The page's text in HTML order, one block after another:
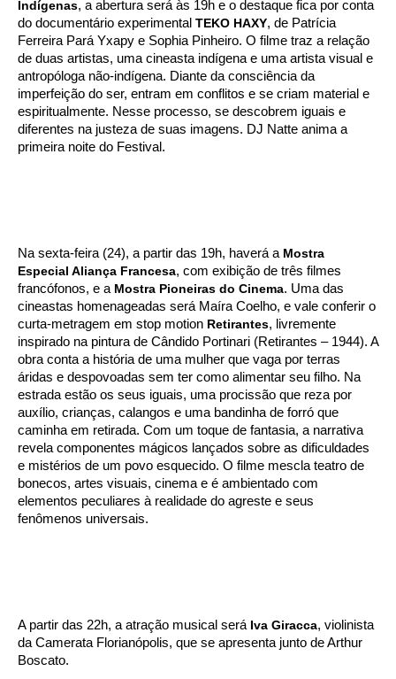
Indígenas, a abertura será às 19h e o destaque fica por conta
do documentário experimental TEKO HAXY, de Patrícia
Ferreira Pará Yxapy e Sophia Pinheiro. O filme traz a relação
de duas artistas, uma cineasta indígena e uma artista visual e
antropóloga não-indígena. Diante da consciência da
imperfeição do ser, entram em conflitos e se criam material e
espiritualmente. Nesse processo, se descobrem iguais e
diferentes na justeza de suas imagens. DJ Natte anima a
primeira noite do Festival.
Na sexta-feira (24), a partir das 19h, haverá a Mostra
Especial Aliança Francesa, com exibição de três filmes
francófonos, e a Mostra Pioneiras do Cinema. Uma das
cineastas homenageadas será Maíra Coelho, e vale conferir o
curta-metragem em stop motion Retirantes, livremente
inspirado na pintura de Cândido Portinari (Retirantes – 1944). A
obra conta a história de uma mulher que vaga por terras
áridas e despovoadas sem ter como alimentar seu filho. Na
estrada estão os seus iguais, uma procissão que reza por
auxílio, crianças, calangos e uma bandinha de forró que
caminha em retirada. Com um toque de fantasia, a narrativa
revela componentes mágicos lançados sobre as dificuldades
e mistérios de um povo esquecido. O filme mescla teatro de
bonecos, artes visuais, cinema e é ambientado com
elementos peculiares à realidade do agreste e seus
fenômenos universais.
A partir das 22h, a atração musical será Iva Giracca, violinista
da Camerata Florianópolis, que se apresenta junto de Arthur
Boscato.